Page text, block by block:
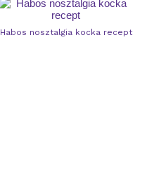
Habos nosztalgia kocka recept